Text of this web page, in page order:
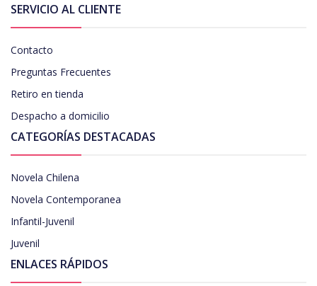
SERVICIO AL CLIENTE
Contacto
Preguntas Frecuentes
Retiro en tienda
Despacho a domicilio
CATEGORÍAS DESTACADAS
Novela Chilena
Novela Contemporanea
Infantil-Juvenil
Juvenil
ENLACES RÁPIDOS